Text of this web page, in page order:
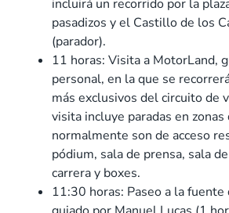
incluirá un recorrido por la
pasadizos y el Castillo de los
(parador).
11 horas: Visita a MotorLand,
personal, en la que se
más exclusivos del circuito de
visita incluye paradas en zonas
normalmente son de acceso
pódium, sala de prensa, sala
carrera y boxes.
11:30 horas: Paseo a la fuente